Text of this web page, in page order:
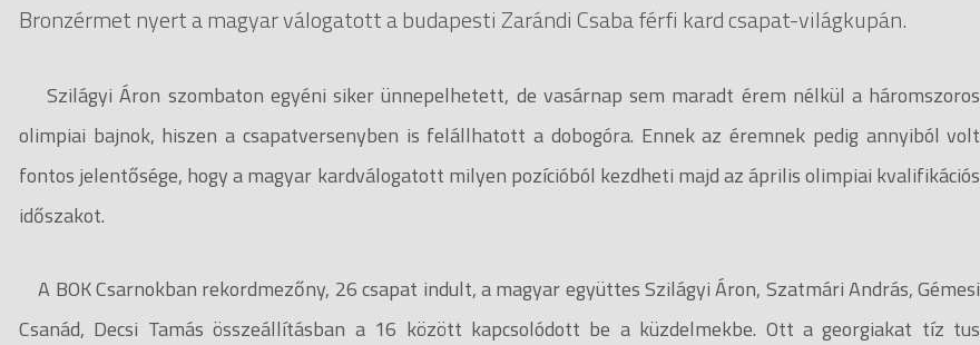
Bronzérmet nyert a magyar válogatott a budapesti Zarándi Csaba férfi kard csapat-világkupán.
Szilágyi Áron szombaton egyéni siker ünnepelhetett, de vasárnap sem maradt érem nélkül a háromszoros
olimpiai bajnok, hiszen a csapatversenyben is felállhatott a dobogóra. Ennek az éremnek pedig annyiból volt
fontos jelentősége, hogy a magyar kardválogatott milyen pozícióból kezdheti majd az április olimpiai kvalifikációs
időszakot.
A BOK Csarnokban rekordmezőny, 26 csapat indult, a magyar együttes Szilágyi Áron, Szatmári András, Gémesi
Csanád, Decsi Tamás összeállításban a 16 között kapcsolódott be a küzdelmekbe. Ott a georgiakat tíz tus